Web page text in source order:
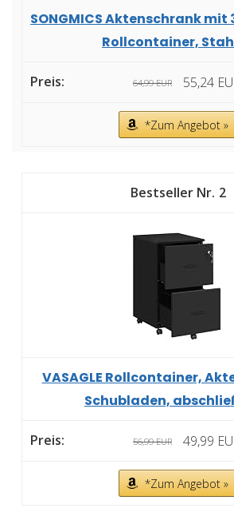
SONGMICS Aktenschrank mit
Rollcontainer,
64,99 EUR 55,24
*Zum Angebot »
2
VASAGLE Rollcontainer,
Schubladen,
56,99 EUR 49,99
*Zum Angebot »